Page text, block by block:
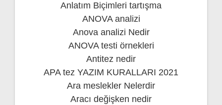
Anlatım Biçimleri tartışma
ANOVA analizi
Anova analizi Nedir
ANOVA testi örnekleri
Antitez nedir
APA tez YAZIM KURALLARI 2021
Ara meslekler Nelerdir
Aracı değişken nedir